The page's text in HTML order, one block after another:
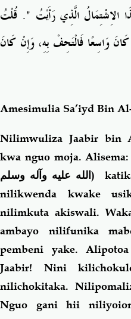
الاِشْتِمَالُ الَّذِي رَأَيْتُ ‏"‏‏.‏ قُلْتُ
وَاسِعًا فَالْتَحِفْ بِهِ، وَإِنْ كَانَ
Amesimulia Sa’iyd Bin
Nilimwuliza Jaabir bin
kwa nguo moja.
الله عليه وآله وسلم)
nilikwenda kwake
nilimkuta akiswali.
ambayo nilifunika
pembeni yake.
Jaabir!
Nini
nilichokitaka.
Nguo gani hii